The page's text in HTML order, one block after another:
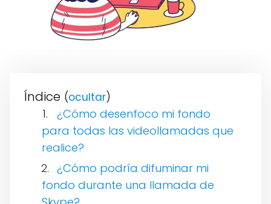
Índice ( )
¿Cómo desenfoco mi fondo
para todas las videollamadas que
realice?
¿Cómo podría difuminar mi
fondo durante una llamada de